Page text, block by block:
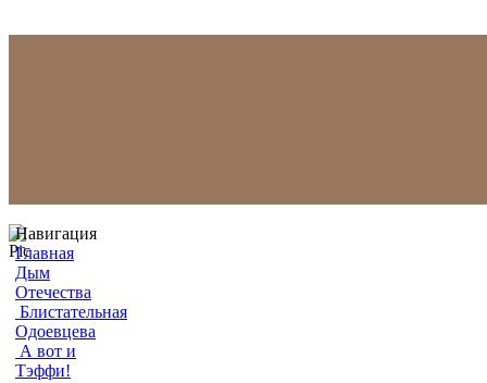
Навигация
Главная
Дым
Отечества
Блистательная
Одоевцева
А вот и
Тэффи!